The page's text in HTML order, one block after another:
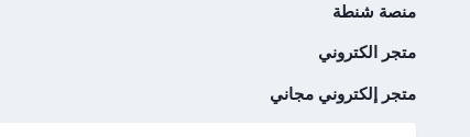
منصة شنطة
متجر الكتروني
متجر إلكتروني مجاني